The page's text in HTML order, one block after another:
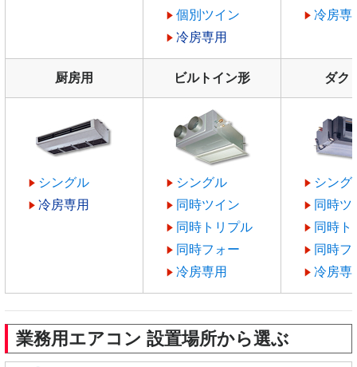
個別ツイン
冷房専用
冷房専
厨房用 ビルトイン形 ダク
シングル
冷房専用
シングル
同時ツイン
同時トリプル
同時フォー
冷房専用
シング
同時ツ
同時ト
同時フ
冷房専
業務用エアコン 設置場所から選ぶ